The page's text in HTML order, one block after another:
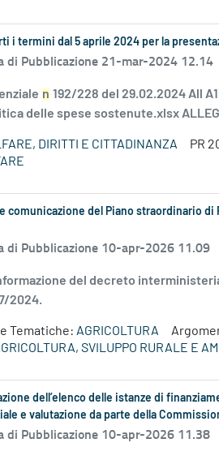
i termini dal 5 aprile 2024 per la
di Pubblicazione 21-mar-2024 12.14
n 192/228 del 29.02.2024 All
delle spese sostenute.xlsx
DIRITTI E CITTADINANZA PR
comunicazione del Piano straordinario di
di Pubblicazione 10-apr-2026 11.09
del decreto
2024.
Tematiche: AGRICOLTURA
SVILUPPO RURALE E
dell’elenco delle istanze di
e valutazione da parte della
di Pubblicazione 10-apr-2026 11.38